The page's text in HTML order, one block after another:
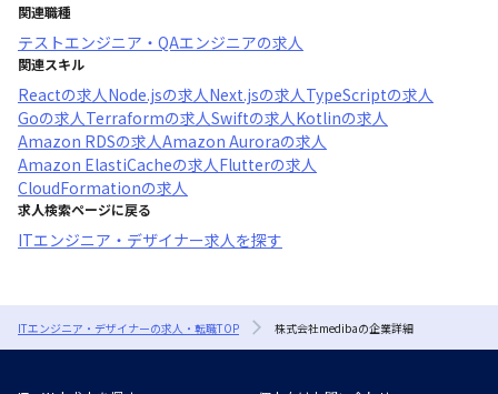
関連職種
テストエンジニア・QAエンジニアの求人
関連スキル
Reactの求人 Node.jsの求人 Next.jsの求人 TypeScriptの求人
Goの求人 Terraformの求人Swiftの求人 Kotlinの求人
Amazon RDSの求人Amazon Auroraの求人
Amazon ElastiCacheの求人 Flutterの求人
CloudFormationの求人
求人検索ページに戻る
ITエンジニア・デザイナー求人を探す
ITエンジニア・デザイナーの求人・転職TOP 株式会社medibaの企業詳細